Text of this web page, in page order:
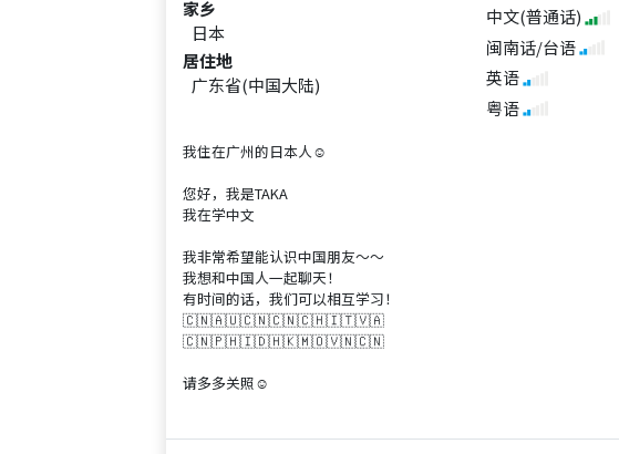
家乡
日本
居住地
广东省(中国大陆)
中文(普通话)
闽南话/台语
英语
粤语
我住在广州的日本人☺
您好，我是TAKA
我在学中文
我非常希望能认识中国朋友～～
我想和中国人一起聊天！
有时间的话，我们可以相互学习！
🇨🇳🇦🇺🇨🇳🇨🇳🇨🇭🇮🇹🇻🇦
🇨🇳🇵🇭🇮🇩🇭🇰🇲🇴🇻🇳🇨🇳
请多多关照☺